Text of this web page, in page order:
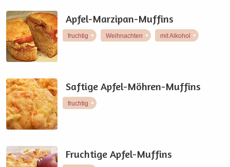
Apfel-Marzipan-Muffins
fruchtig Weihnachten mit Alkohol
Saftige Apfel-Möhren-Muffins
fruchtig
Fruchtige Apfel-Muffins